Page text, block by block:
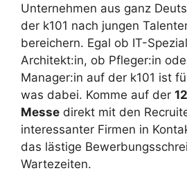
Unternehmen aus ganz
der k101 nach jungen
bereichern. Egal ob IT-
Architekt:in, ob Pfleger:in
Manager:in auf der k101 ist
was dabei. Komme auf der
Messe direkt mit den
interessanter Firmen in
das lästige
Wartezeiten.